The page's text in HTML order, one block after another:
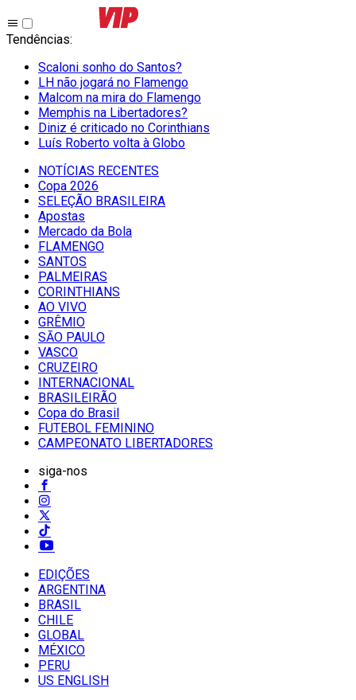
Tendências:
Scaloni sonho do Santos?
LH não jogará no Flamengo
Malcom na mira do Flamengo
Memphis na Libertadores?
Diniz é criticado no Corinthians
Luís Roberto volta à Globo
NOTÍCIAS RECENTES
Copa 2026
SELEÇÃO BRASILEIRA
Apostas
Mercado da Bola
FLAMENGO
SANTOS
PALMEIRAS
CORINTHIANS
AO VIVO
GRÊMIO
SĀO PAULO
VASCO
CRUZEIRO
INTERNACIONAL
BRASILEIRÃO
Copa do Brasil
FUTEBOL FEMININO
CAMPEONATO LIBERTADORES
siga-nos
EDIÇÕES
ARGENTINA
BRASIL
CHILE
GLOBAL
MÉXICO
PERU
US ENGLISH